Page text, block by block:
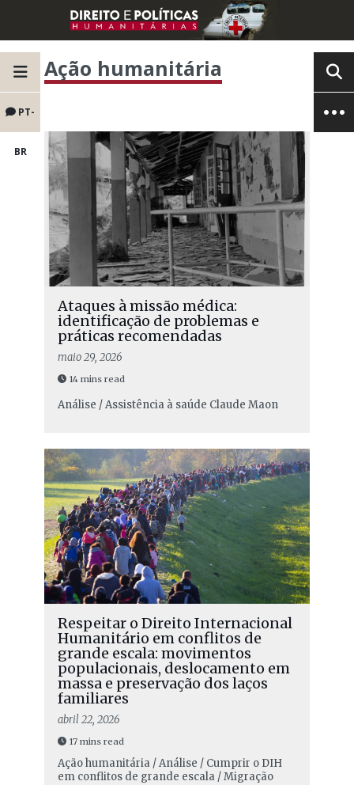
PT-
BR
Ação humanitária
Ataques à missão médica:
identificação de problemas e
práticas recomendadas
maio 29, 2026
14 mins read
Análise / Assistência à saúde Claude Maon
Respeitar o Direito Internacional
Humanitário em conflitos de
grande escala: movimentos
populacionais, deslocamento em
massa e preservação dos laços
familiares
abril 22, 2026
17 mins read
Ação humanitária / Análise / Cumprir o DIH
em conflitos de grande escala / Migração